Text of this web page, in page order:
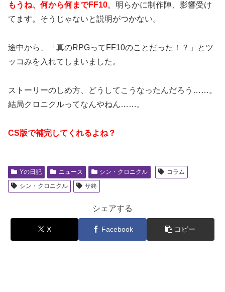
もうね、何から何までFF10。明らかに制作陣、影響受け
てます。そうじゃないと説明がつかない。
途中から、「真のRPGってFF10のことだった！？」とツ
ッコみを入れてしまいました。
ストーリーのしめ方、どうしてこうなったんだろう……。
結局クロニクルってなんやねん……。
CS版で補完してくれるよね？
Yの日記 ニュース シン・クロニクル
コラム
シン・クロニクル
サ終
シェアする
X Facebook コピー